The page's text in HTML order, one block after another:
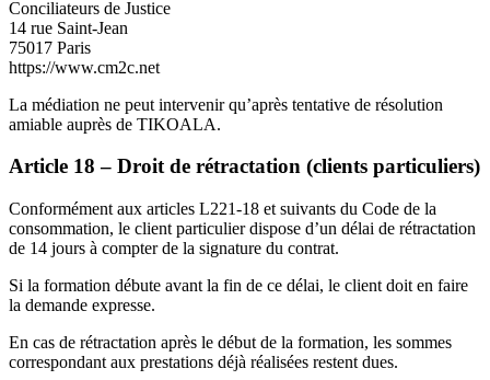
Conciliateurs de Justice
14 rue Saint-Jean
75017 Paris
https://www.cm2c.net
La médiation ne peut intervenir qu’après tentative de résolution
amiable auprès de TIKOALA.
Article 18 – Droit de rétractation (clients particuliers)
Conformément aux articles L221-18 et suivants du Code de la
consommation, le client particulier dispose d’un délai de rétractation
de 14 jours à compter de la signature du contrat.
Si la formation débute avant la fin de ce délai, le client doit en faire
la demande expresse.
En cas de rétractation après le début de la formation, les sommes
correspondant aux prestations déjà réalisées restent dues.